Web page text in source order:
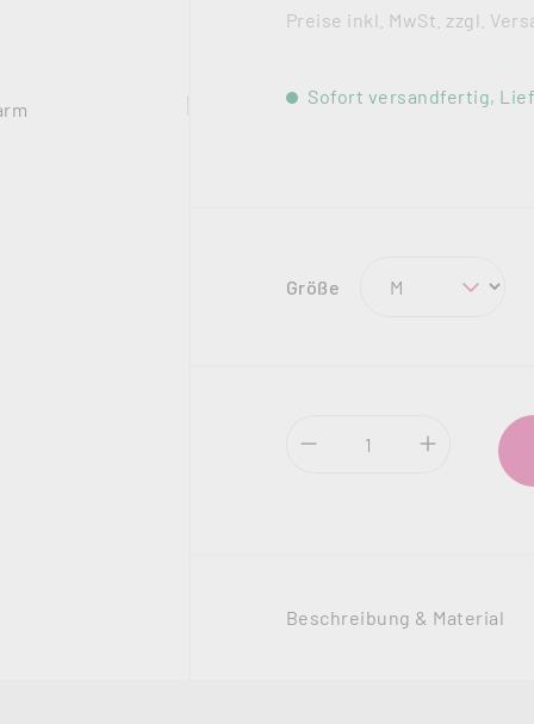
Preise inkl. MwSt. zzgl.
Sofort versandfertig,
Größe auswählen
Produkt Anzahl:
Beschreibung & Material